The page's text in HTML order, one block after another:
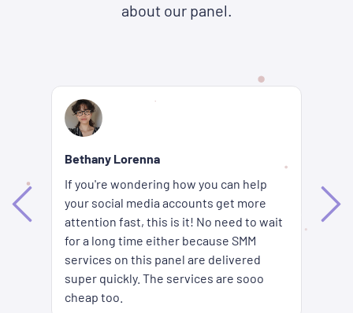
about our panel.
Bethany Lorenna
If you're wondering how you can help
your social media accounts get more
attention fast, this is it! No need to wait
for a long time either because SMM
services on this panel are delivered
super quickly. The services are sooo
cheap too.